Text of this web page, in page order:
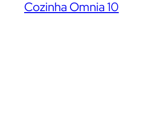
Cozinha Omnia 10